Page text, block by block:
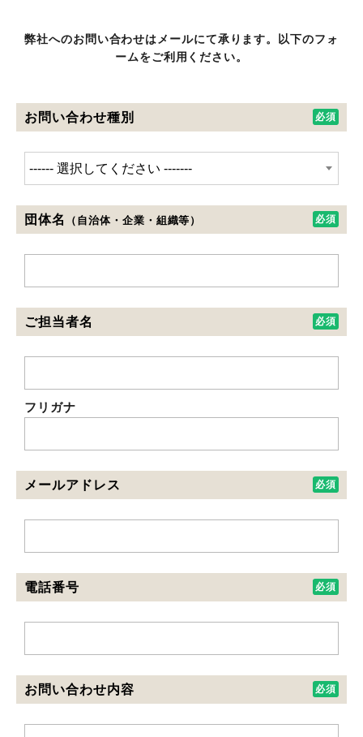
弊社へのお問い合わせはメールにて承ります。以下のフォ
ームをご利用ください。
お問い合わせ種別
団体名 （自治体・企業・組織等）
ご担当者名
フリガナ
メールアドレス
電話番号
お問い合わせ内容